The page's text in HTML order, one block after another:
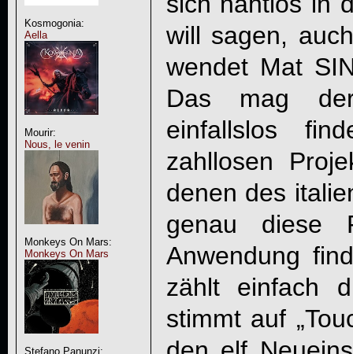
Kosmogonia:
Aella
Mourir:
Nous, le venin
Monkeys On Mars:
Monkeys On Mars
Stefano Panunzi:
will sagen,
wendet Mat
Das mag
einfallslos
zahllosen
denen des
genau diese
Anwendung
zählt einfach
stimmt auf „